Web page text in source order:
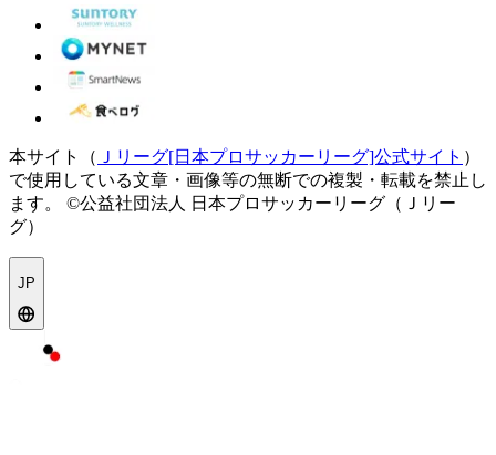
本サイト（ Ｊリーグ[日本プロサッカーリーグ]公式サイト ）
で使用している文章・画像等の無断での複製・転載を禁止し
ます。
©公益社団法人 日本プロサッカーリーグ（Ｊリー
グ）
JP